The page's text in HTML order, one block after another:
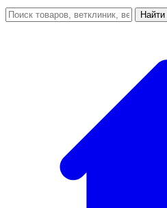
Найти